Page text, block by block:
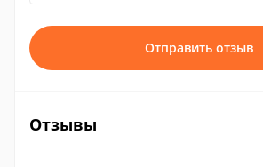
Отправить отзыв
Отзывы